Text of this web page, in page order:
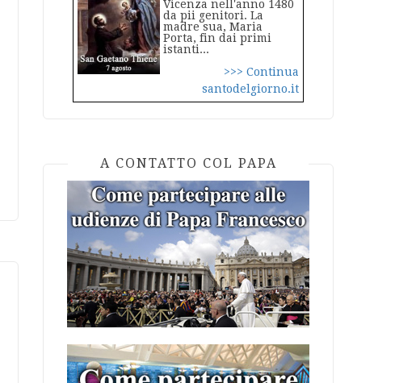
Vicenza nell'anno 1480
da pii genitori. La
madre sua, Maria
Porta, fin dai primi
istanti...
>>> Continua
santodelgiorno.it
A CONTATTO COL PAPA